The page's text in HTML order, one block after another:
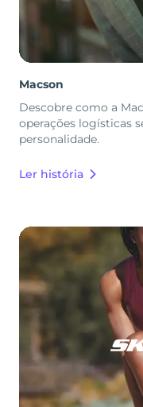
Macson
Descobre como a
operações logísticas
personalidade.
Ler história